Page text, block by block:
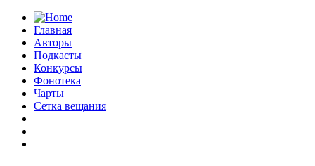
Главная
Авторы
Подкасты
Конкурсы
Фонотека
Чарты
Сетка вещания